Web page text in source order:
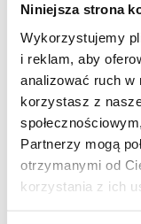
Niniejsza strona
Wykorzystujemy
i reklam, aby
analizować ruch w
korzystasz z
Partnerzy mogą
otrzymanymi od
korzystania z ich
fluoksetyna
sertralina
wenlafaksyna
escitalopram
paroksetyna
zwiększyć
Działanie
na regulacji
do poprawy